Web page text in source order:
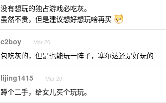
没有想玩的独占游戏必吃灰。
虽然不贵，但是建议想好想玩啥再买
c2boy Mar 20
包吃灰的，但是也能玩一阵子，塞尔达还是好玩的
lijing1415 Mar 20
蹲个二手，给女儿买个玩玩。